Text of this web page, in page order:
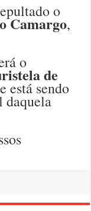
o
Camargo,
o
de
está sendo
daquela